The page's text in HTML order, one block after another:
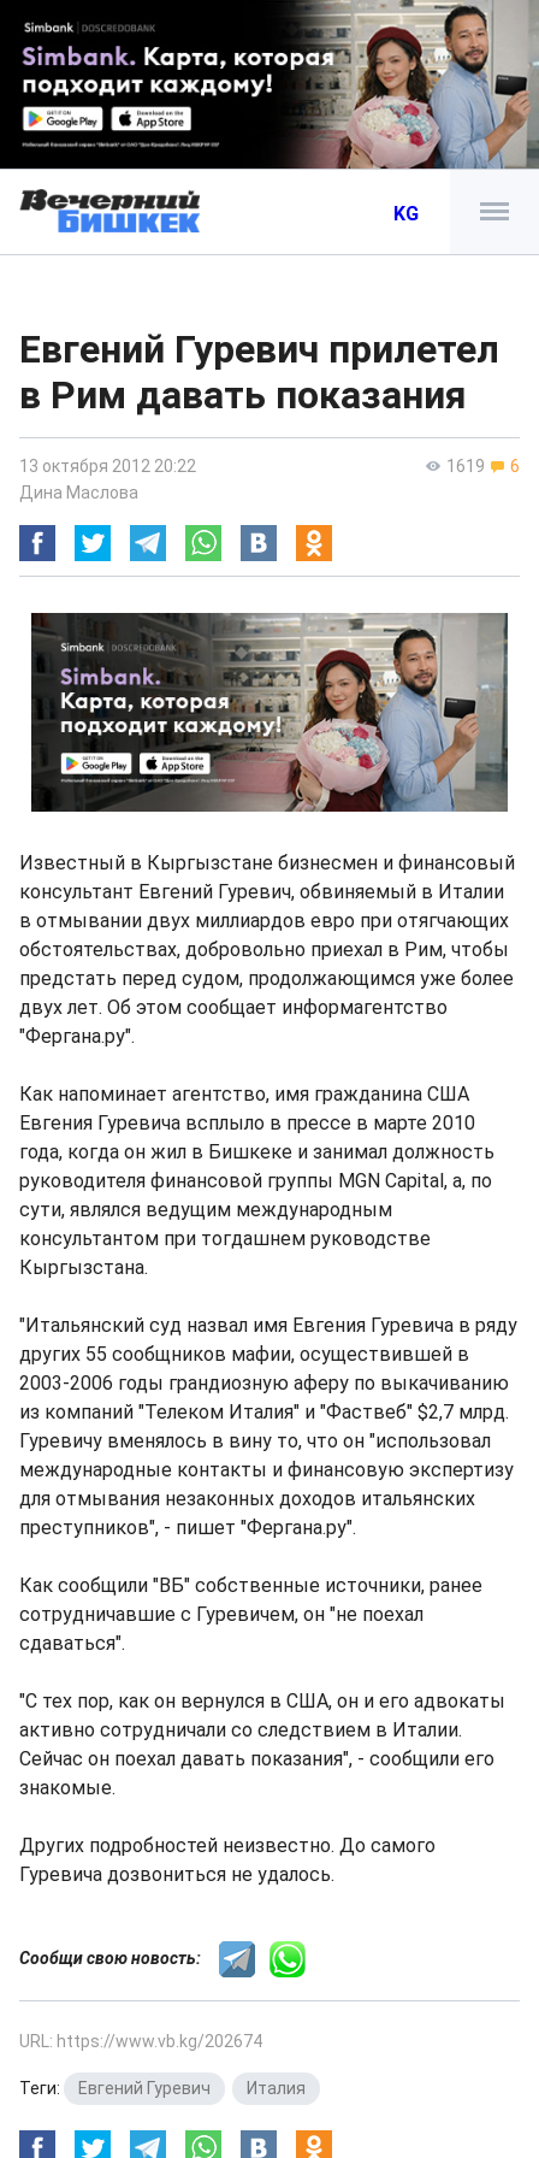
KG
Евгений Гуревич прилетел
в Рим давать показания
1619 6
13 октября 2012 20:22
Дина Маслова
Известный в Кыргызстане бизнесмен и финансовый
консультант Евгений Гуревич, обвиняемый в Италии
в отмывании двух миллиардов евро при отягчающих
обстоятельствах, добровольно приехал в Рим, чтобы
предстать перед судом, продолжающимся уже более
двух лет. Об этом сообщает информагентство
"Фергана.ру".
Как напоминает агентство, имя гражданина США
Евгения Гуревича всплыло в прессе в марте 2010
года, когда он жил в Бишкеке и занимал должность
руководителя финансовой группы MGN Capital, а, по
сути, являлся ведущим международным
консультантом при тогдашнем руководстве
Кыргызстана.
"Итальянский суд назвал имя Евгения Гуревича в ряду
других 55 сообщников мафии, осуществившей в
2003-2006 годы грандиозную аферу по выкачиванию
из компаний "Телеком Италия" и "Фаствеб" $2,7 млрд.
Гуревичу вменялось в вину то, что он "использовал
международные контакты и финансовую экспертизу
для отмывания незаконных доходов итальянских
преступников", - пишет "Фергана.ру".
Как сообщили "ВБ" собственные источники, ранее
сотрудничавшие с Гуревичем, он "не поехал
сдаваться".
"С тех пор, как он вернулся в США, он и его адвокаты
активно сотрудничали со следствием в Италии.
Сейчас он поехал давать показания", - сообщили его
знакомые.
Других подробностей неизвестно. До самого
Гуревича дозвониться не удалось.
Сообщи свою новость:
URL: https://www.vb.kg/202674
Теги: Евгений Гуревич Италия